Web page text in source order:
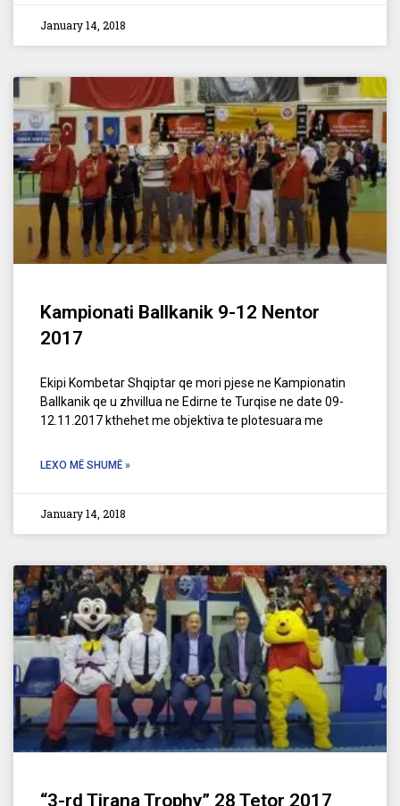
January 14, 2018
Kampionati Ballkanik 9-12 Nentor
2017
Ekipi Kombetar Shqiptar qe mori pjese ne Kampionatin
Ballkanik qe u zhvillua ne Edirne te Turqise ne date 09-
12.11.2017 kthehet me objektiva te plotesuara me
LEXO MË SHUMË »
January 14, 2018
“3-rd Tirana Trophy” 28 Tetor 2017